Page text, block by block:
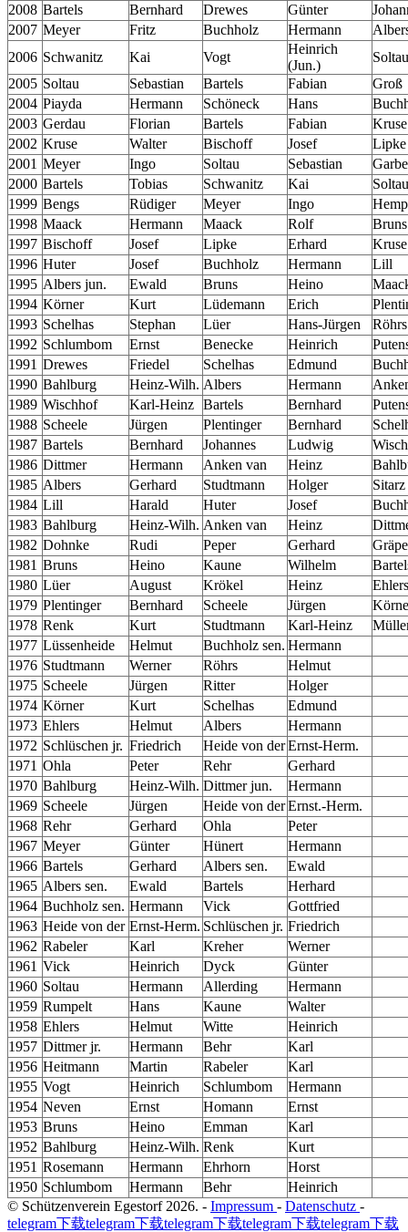
2008 Bartels Bernhard Drewes Günter
2007 Meyer Fritz Buchholz Hermann
2006 Schwanitz Kai Vogt
Heinrich
(Jun.)
Soltau
2005 Soltau Sebastian Bartels Fabian
Groß
2004 Piayda Hermann Schöneck Hans
2003 Gerdau Florian Bartels Fabian
Kruse
2002 Kruse Walter Bischoff Josef
Lipke
2001 Meyer Ingo Soltau Sebastian
2000 Bartels Tobias Schwanitz Kai
Soltau
1999 Bengs Rüdiger Meyer Ingo
1998 Maack Hermann Maack Rolf
Bruns
1997 Bischoff Josef Lipke Erhard
Kruse
1996 Huter Josef Buchholz Hermann
Lill
1995 Albers jun. Ewald Bruns Heino
1994 Körner Kurt Lüdemann Erich
1993 Schelhas Stephan Lüer Hans-Jürgen
Röhrs
1992 Schlumbom Ernst Benecke Heinrich
1991 Drewes Friedel Schelhas Edmund
1990 Bahlburg Heinz-Wilh. Albers Hermann
1989 Wischhof Karl-Heinz Bartels Bernhard
1988 Scheele Jürgen Plentinger Bernhard
1987 Bartels Bernhard Johannes Ludwig
1986 Dittmer Hermann Anken van Heinz
1985 Albers Gerhard Studtmann Holger
Sitarz
1984 Lill Harald Huter Josef
1983 Bahlburg Heinz-Wilh. Anken van Heinz
1982 Dohnke Rudi Peper Gerhard
1981 Bruns Heino Kaune Wilhelm
1980 Lüer August Krökel Heinz
Ehlers
1979 Plentinger Bernhard Scheele Jürgen
1978 Renk Kurt Studtmann Karl-Heinz
1977 Lüssenheide Helmut Buchholz sen. Hermann
1976 Studtmann Werner Röhrs
Helmut
1975 Scheele Jürgen Ritter
Holger
1974 Körner Kurt Schelhas
Edmund
1973 Ehlers Helmut Albers
Hermann
1972 Schlüschen jr. Friedrich Heide von derErnst-Herm.
1971 Ohla Peter Rehr
Gerhard
1970 Bahlburg Heinz-Wilh. Dittmer jun.
Hermann
1969 Scheele Jürgen Heide von derErnst.-Herm.
1968 Rehr Gerhard Ohla
Peter
1967 Meyer Günter Hünert
Hermann
1966 Bartels Gerhard Albers sen.
Ewald
1965 Albers sen. Ewald Bartels
Herhard
1964 Buchholz sen. Hermann Vick
Gottfried
1963 Heide von der Ernst-Herm. Schlüschen jr. Friedrich
1962 Rabeler Karl Kreher
Werner
1961 Vick Heinrich Dyck
Günter
1960 Soltau Hermann Allerding
Hermann
1959 Rumpelt Hans Kaune
Walter
1958 Ehlers Helmut Witte
Heinrich
1957 Dittmer jr. Hermann Behr
Karl
1956 Heitmann Martin Rabeler
Karl
1955 Vogt Heinrich Schlumbom
Hermann
1954 Neven Ernst Homann
Ernst
1953 Bruns Heino Emman
Karl
1952 Bahlburg Heinz-Wilh. Renk
Kurt
1951 Rosemann Hermann Ehrhorn
Horst
1950 Schlumbom Hermann Behr
Heinrich
© Schützenverein Egestorf 2026. - Impressum - Datenschutz -
telegram下载telegram下载telegram下载telegram下载telegram下载